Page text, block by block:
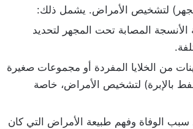
الأنسجة المصابة تحت المجهر لتحديد
من الخلايا المفردة أو مجموعات صغيرة
بالإبرة) لتشخيص الأمراض، خاصة
الوفاة وفهم طبيعة الأمراض التي كان